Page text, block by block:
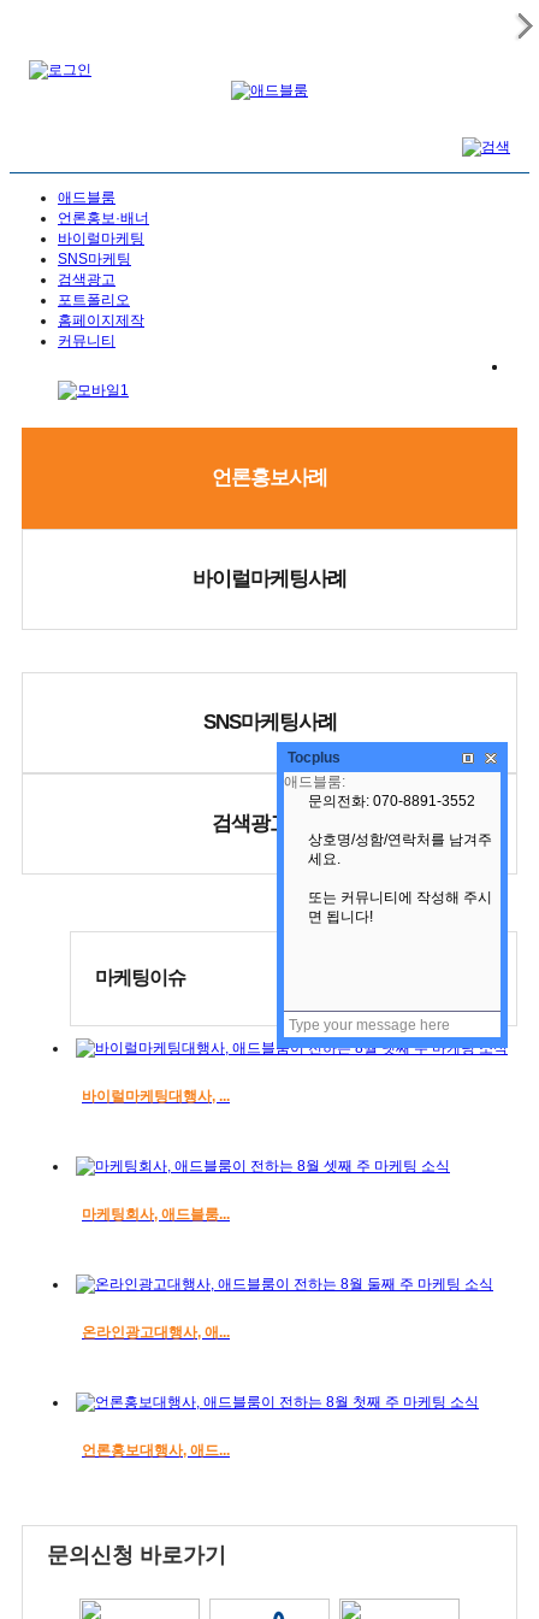
애드블룸
언론홍보·배너
바이럴마케팅
SNS마케팅
검색광고
포트폴리오
홈페이지제작
커뮤니티
언론홍보사례
바이럴마케팅사례
SNS마케팅사례
검색광고사례
마케팅이슈
바이럴마케팅대행사, ...
마케팅회사, 애드블룸...
온라인광고대행사, 애...
언론홍보대행사, 애드...
문의신청 바로가기
Tocplus